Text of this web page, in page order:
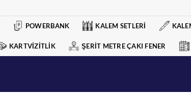
POWERBANK KALEM SETLERİ
KARTVİZİTLİK ŞERİT METRE ÇAKI FENER